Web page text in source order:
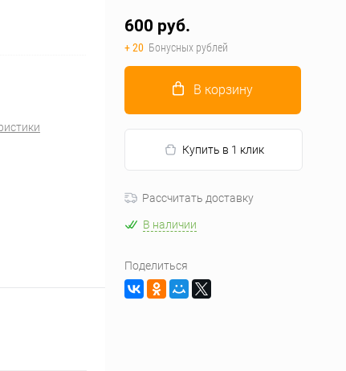
600 руб.
+ 20 Бонусных рублей
В корзину
Купить в 1 клик
Рассчитать доставку
В наличии
Поделиться